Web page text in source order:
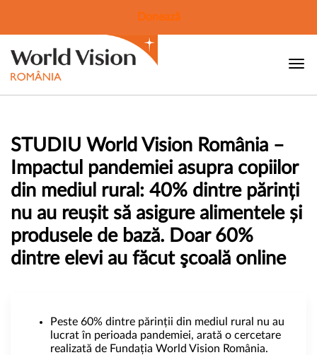
Donează
STUDIU World Vision România –
Impactul pandemiei asupra copiilor
din mediul rural: 40% dintre părinți
nu au reușit să asigure alimentele și
produsele de bază. Doar 60%
dintre elevi au făcut şcoală online
Peste 60% dintre părinții din mediul rural nu au
lucrat în perioada pandemiei, arată o cercetare
realizată de Fundația World Vision România.